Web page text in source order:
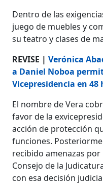
Dentro de las
juego de muebles y
su teatro y clases de
REVISE |Verónica
a Daniel Noboa
Vicepresidencia en 48
El nombre de Vera
favor de la
acción de protección
funciones.
recibido amenazas
Consejo de la
con esa decisión